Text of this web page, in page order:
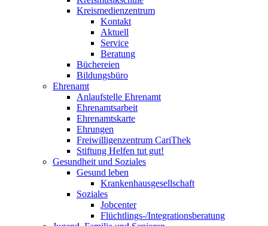
Kreismedienzentrum
Kontakt
Aktuell
Service
Beratung
Büchereien
Bildungsbüro
Ehrenamt
Anlaufstelle Ehrenamt
Ehrenamtsarbeit
Ehrenamtskarte
Ehrungen
Freiwilligenzentrum CariThek
Stiftung Helfen tut gut!
Gesundheit und Soziales
Gesund leben
Krankenhausgesellschaft
Soziales
Jobcenter
Flüchtlings-/Integrationsberatung